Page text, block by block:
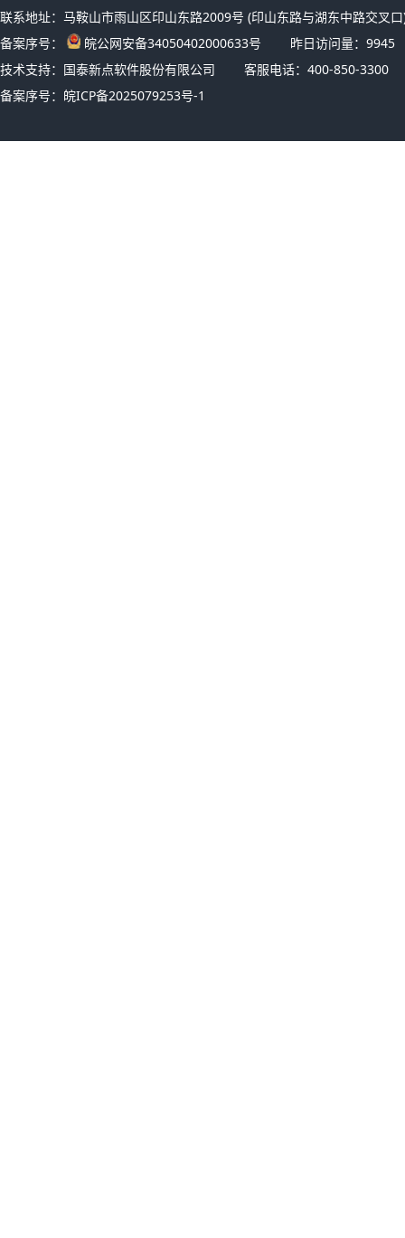
联系地址：马鞍山市雨山区印山东路2009号 (印山东路与湖东中路交叉
备案序号：
皖公网安备34050402000633号 昨日访问量： 9945
技术支持：国泰新点软件股份有限公司
客服电话：400-850-3300
备案序号： 皖ICP备2025079253号-1